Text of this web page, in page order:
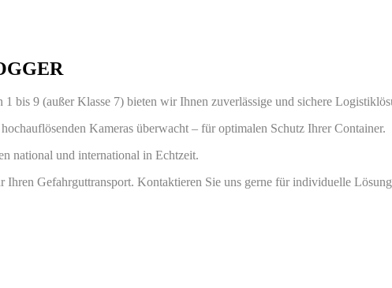
bis 9 (außer Klasse 7) bieten wir Ihnen zuverlässige und sichere
Kameras überwacht – für optimalen Schutz Ihrer Container.
national und international in Echtzeit.
Gefahrguttransport. Kontaktieren Sie uns gerne für individuelle